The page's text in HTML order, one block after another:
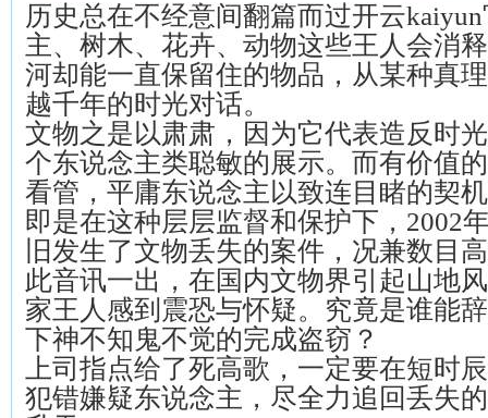
历史总在不经意间翻篇而过开云
主、树木、花卉、动物这些王人会消
河却能一直保留住的物品，从某种真
越千年的时光对话。
文物之是以肃肃，因为它代表造反时
个东说念主类聪敏的展示。而有价值
看管，平庸东说念主以致连目睹的契
即是在这种层层监督和保护下，2002
旧发生了文物丢失的案件，况兼数目
此音讯一出，在国内文物界引起山地
家王人感到震恐与怀疑。究竟是谁能
下神不知鬼不觉的完成盗窃？
上司指点给了死高歌，一定要在短时
犯错嫌疑东说念主，尽全力追回丢失